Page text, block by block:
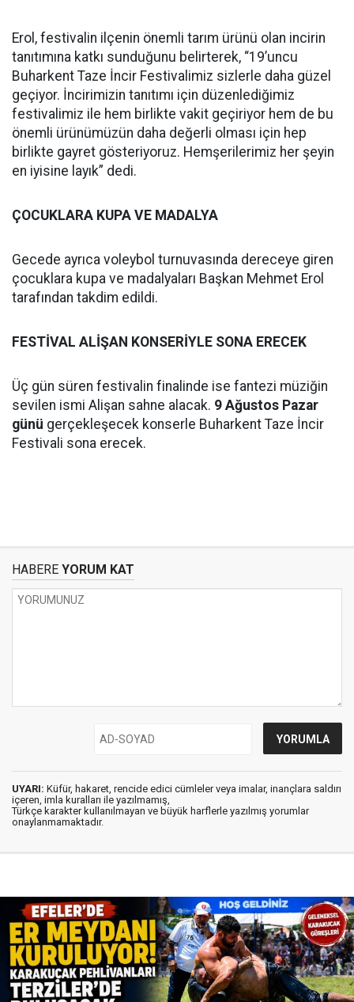
Erol, festivalin ilçenin önemli tarım ürünü olan incirin
tanıtımına katkı sunduğunu belirterek, “19’uncu
Buharkent Taze İncir Festivalimiz sizlerle daha güzel
geçiyor. İncirimizin tanıtımı için düzenlediğimiz
festivalimiz ile hem birlikte vakit geçiriyor hem de bu
önemli ürünümüzün daha değerli olması için hep
birlikte gayret gösteriyoruz. Hemşerilerimiz her şeyin
en iyisine layık” dedi.
ÇOCUKLARA KUPA VE MADALYA
Gecede ayrıca voleybol turnuvasında dereceye giren
çocuklara kupa ve madalyaları Başkan Mehmet Erol
tarafından takdim edildi.
FESTİVAL ALİŞAN KONSERİYLE SONA ERECEK
Üç gün süren festivalin finalinde ise fantezi müziğin
sevilen ismi Alişan sahne alacak. 9 Ağustos Pazar
günü gerçekleşecek konserle Buharkent Taze İncir
Festivali sona erecek.
HABERE YORUM KAT
UYARI: Küfür, hakaret, rencide edici cümleler veya imalar, inançlara saldırı
içeren, imla kuralları ile yazılmamış,
Türkçe karakter kullanılmayan ve büyük harflerle yazılmış yorumlar
onaylanmamaktadır.